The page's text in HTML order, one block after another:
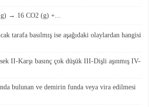
→ 16 CO2 (g) +...
tarafa basılmış ise aşağıdaki olaylardan hangisi
II-Karşı basınç çok düşük III-Dişli aşınmış IV-
bulunan ve demirin funda veya vira edilmesi